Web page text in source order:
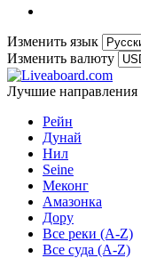
Изменить язык
Изменить валюту
Лучшие направления
Рейн
Дунай
Нил
Seine
Меконг
Амазонка
Дору
Все реки (A-Z)
Все суда (A-Z)